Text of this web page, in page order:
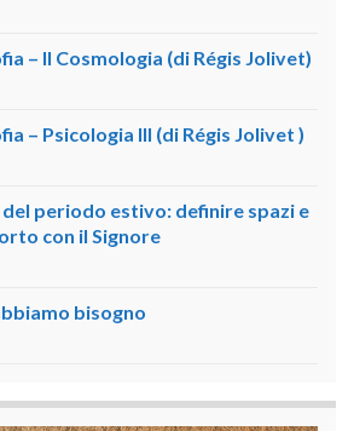
– II Cosmologia (di Régis Jolivet)
– Psicologia III (di Régis Jolivet )
periodo estivo: definire spazi e
con il Signore
bisogno